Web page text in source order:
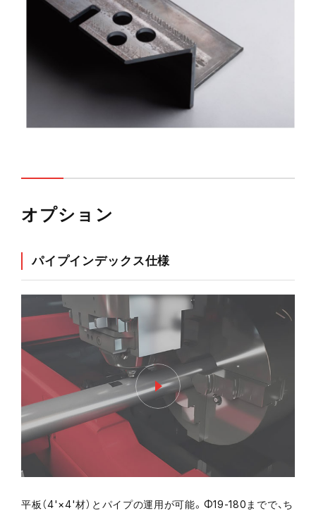
オプション
パイプインデックス仕様
平板（4'×4'材）とパイプの運用が可能。Φ19-180までで、ち